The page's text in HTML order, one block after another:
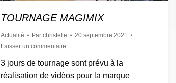
TOURNAGE MAGIMIX
Actualité Par christelle
20 septembre 2021
Laisser un commentaire
3 jours de tournage sont prévu à la
réalisation de vidéos pour la marque